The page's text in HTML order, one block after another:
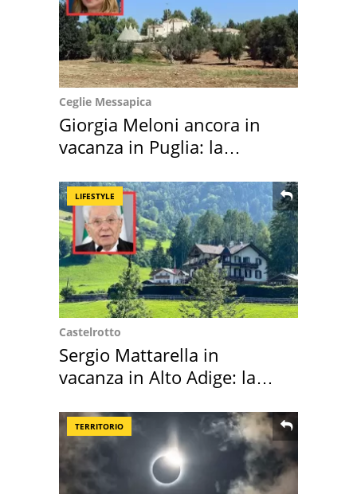
Ceglie Messapica
Giorgia Meloni ancora in
vacanza in Puglia: la
LIFESTYLE
Castelrotto
Sergio Mattarella in
vacanza in Alto Adige: la
TERRITORIO